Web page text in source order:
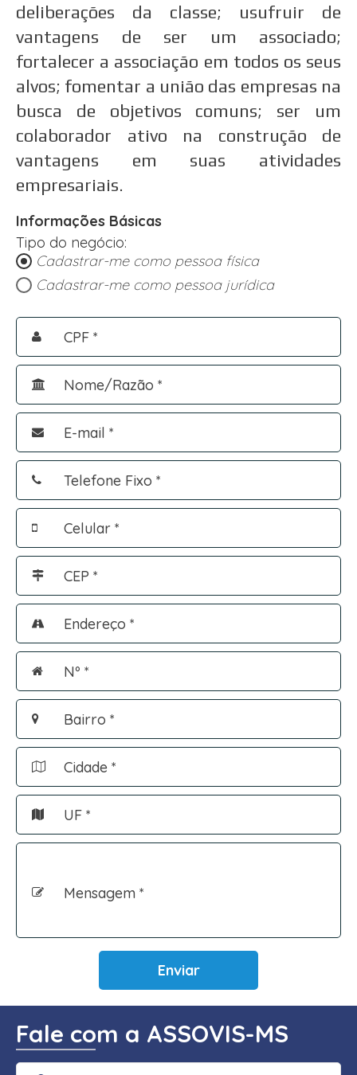
deliberações da classe; usufruir de
vantagens de ser um associado;
fortalecer a associação em todos os seus
alvos; fomentar a união das empresas na
busca de objetivos comuns; ser um
colaborador ativo na construção de
vantagens em suas atividades
empresariais.
Informações Básicas
Tipo do negócio:
Cadastrar-me como pessoa física
Cadastrar-me como pessoa jurídica
CPF *
Nome/Razão *
E-mail *
Telefone Fixo *
Celular *
CEP *
Endereço *
Nº *
Bairro *
Cidade *
UF *
Mensagem *
Enviar
Fale com a ASSOVIS-MS